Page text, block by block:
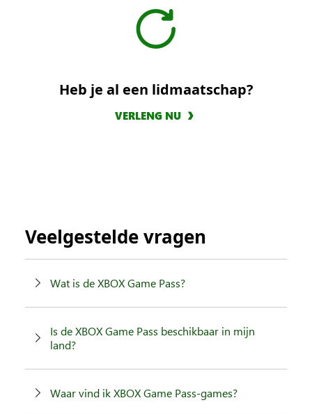
Heb je al een lidmaatschap?
VERLENG NU
Veelgestelde vragen
Wat is de XBOX Game Pass?
Is de XBOX Game Pass beschikbaar in mijn
land?
Waar vind ik XBOX Game Pass-games?